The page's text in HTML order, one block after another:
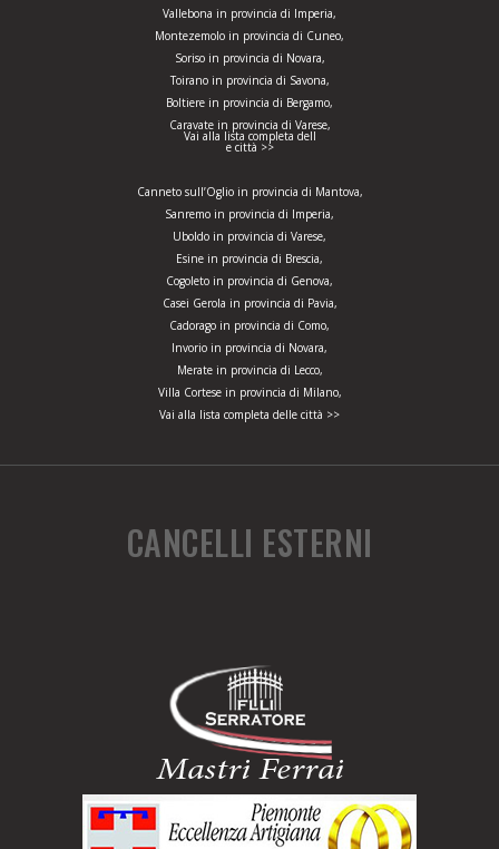
Vallebona in provincia di Imperia,
Montezemolo in provincia di Cuneo,
Soriso in provincia di Novara,
Toirano in provincia di Savona,
Boltiere in provincia di Bergamo,
Caravate in provincia di Varese,
Vai alla lista completa dell
e città >>
Canneto sull’Oglio in provincia di Mantova,
Sanremo in provincia di Imperia,
Uboldo in provincia di Varese,
Esine in provincia di Brescia,
Cogoleto in provincia di Genova,
Casei Gerola in provincia di Pavia,
Cadorago in provincia di Como,
Invorio in provincia di Novara,
Merate in provincia di Lecco,
Villa Cortese in provincia di Milano,
Vai alla lista completa delle città >>
CANCELLI ESTERNI